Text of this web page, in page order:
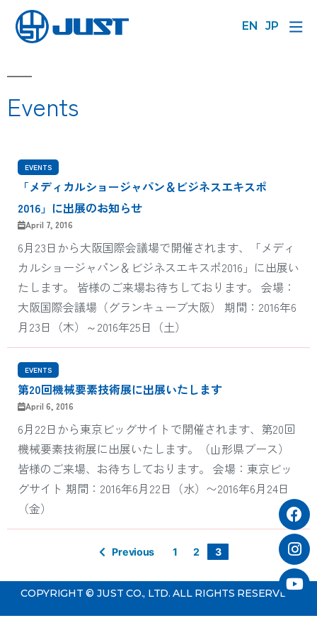
EN JP
Events
EVENTS
「メディカルショージャパン＆ビジネスエキスポ
2016」に出展のお知らせ
April 7, 2016
6月23日から大阪国際会議場で開催されます、「メディ
カルショージャパン＆ビジネスエキスポ2016」に出展い
たします。 皆様のご来場お待ちしております。 会場：
大阪国際会議場（グランキューブ大阪） 期間：2016年6
月23日（木）～2016年25日（土）
EVENTS
第20回機械要素技術展に出展いたします
April 6, 2016
6月22日から東京ビッグサイトで開催されます、第20回
機械要素技術展に出展いたします。（山形県ブース）
皆様のご来場、お待ちしております。 会場：東京ビッ
グサイト 期間：2016年6月22日（水）〜2016年6月24日
（金）
Previous 1 2 3
COPYRIGHT © JUST CO., LTD. ALL RIGHTS RESERVED.